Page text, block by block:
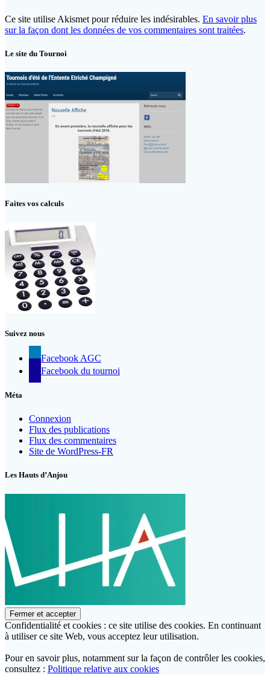
Ce site utilise Akismet pour réduire les indésirables. En savoir plus
sur la façon dont les données de vos commentaires sont traitées.
Le site du Tournoi
Faites vos calculs
Suivez nous
Facebook AGC
Facebook du tournoi
Méta
Connexion
Flux des publications
Flux des commentaires
Site de WordPress-FR
Les Hauts d’Anjou
Confidentialité et cookies : ce site utilise des cookies. En continuant
à utiliser ce site Web, vous acceptez leur utilisation.
Pour en savoir plus, notamment sur la façon de contrôler les cookies,
consultez : Politique relative aux cookies